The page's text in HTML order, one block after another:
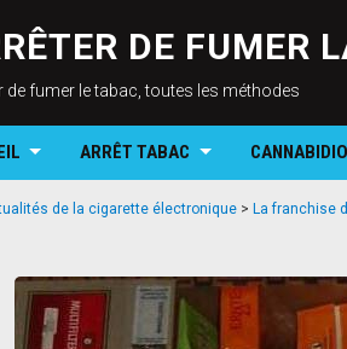
DE FUMER
de fumer le tabac, toutes les méthodes
ARRÊT TABAC
de la cigarette électronique > La franchise